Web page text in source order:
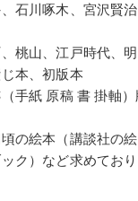
石川啄木、宮沢賢治
桃山、江戸時代、
本、初版本
手紙 原稿 書 掛軸
の絵本（講談社の
ク）など求めており